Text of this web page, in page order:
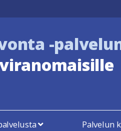
-
Palvelun